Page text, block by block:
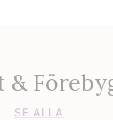
SE ALLA